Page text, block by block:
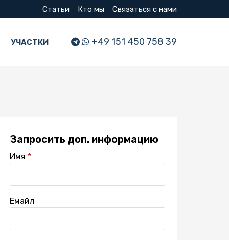
Статьи Кто мы Связаться с нами
УЧАСТКИ +49 151 450 758 39
Запросить доп. информацию
Имя
Емайл